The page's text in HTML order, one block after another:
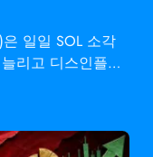
일일 SOL 소각
리고 디스인플레